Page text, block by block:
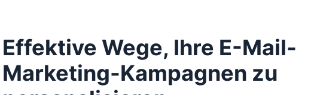
Effektive Wege, Ihre E-Mail-
Marketing-Kampagnen zu